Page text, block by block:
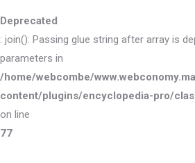
Deprecated
: join(): Passing glue string after array is
parameters in
/home/webcombe/
content/plugins/encyclopedia-pro/
on line
77